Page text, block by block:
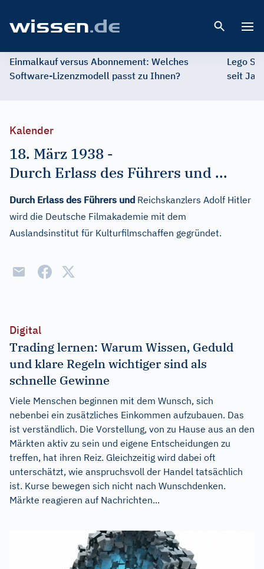
Einmalkauf versus Abonnement: Welches
Software-Lizenzmodell passt zu Ihnen?
Lego
seit
Kalender
18. März 1938 -
Durch Erlass des Führers und ...
Durch Erlass des Führers und Reichskanzlers Adolf Hitler
wird die Deutsche Filmakademie mit dem
Auslandsinstitut für Kulturfilmschaffen gegründet.
Digital
Trading lernen: Warum Wissen, Geduld
und klare Regeln wichtiger sind als
schnelle Gewinne
Viele Menschen beginnen mit dem Wunsch, sich
nebenbei ein zusätzliches Einkommen aufzubauen. Das
ist verständlich. Die Vorstellung, von zu Hause aus an den
Märkten aktiv zu sein und eigene Entscheidungen zu
treffen, hat ihren Reiz. Gleichzeitig wird dabei oft
unterschätzt, wie anspruchsvoll der Handel tatsächlich
ist. Kurse bewegen sich nicht nach Wunschdenken.
Märkte reagieren auf Nachrichten...